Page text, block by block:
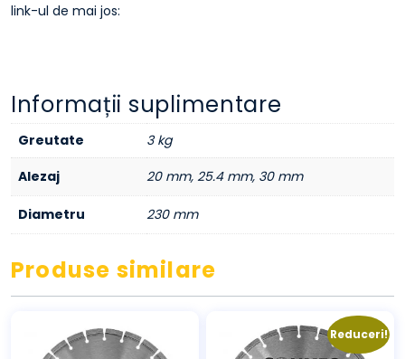
link-ul de mai jos:
Informații suplimentare
Greutate
3 kg
Alezaj
20 mm, 25.4 mm, 30 mm
Diametru 230 mm
Produse similare
Reduceri!